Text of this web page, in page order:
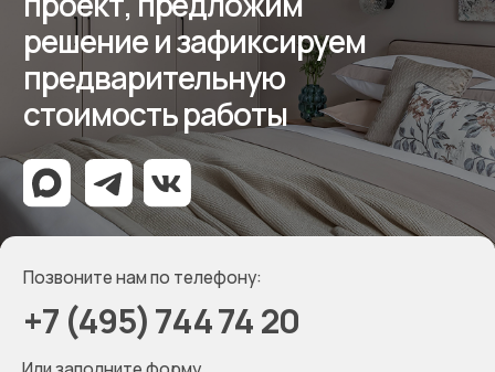
Главная
Наши работы
Проекты
О компании
Дизайнерам
Отзывы
Контакты
Контакты салона
КПП 770701001
ОГРН 1127746504654
Реквизиты
+7 (495) 744-74-20
Мессенджеры
г. Москва, шоссе
Энтузиастов 48/1
Контактная информация